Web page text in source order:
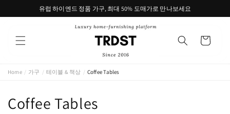
로 건너유럽 하이엔드 정품 가구, 최대 50% 도매가로 만나보세요
트
Home / 가구 / 테이블 & 책상 / Coffee Tables
컬
Coffee Tables